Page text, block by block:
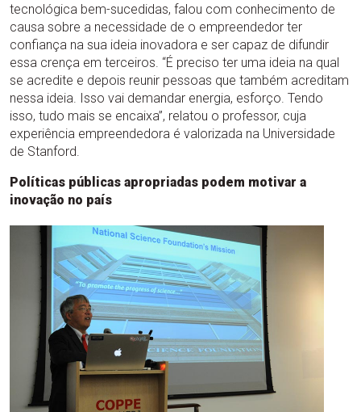
tecnológica bem-sucedidas, falou com conhecimento de
causa sobre a necessidade de o empreendedor ter
confiança na sua ideia inovadora e ser capaz de difundir
essa crença em terceiros. “É preciso ter uma ideia na qual
se acredite e depois reunir pessoas que também acreditam
nessa ideia. Isso vai demandar energia, esforço. Tendo
isso, tudo mais se encaixa”, relatou o professor, cuja
experiência empreendedora é valorizada na Universidade
de Stanford.
Políticas públicas apropriadas podem motivar a
inovação no país